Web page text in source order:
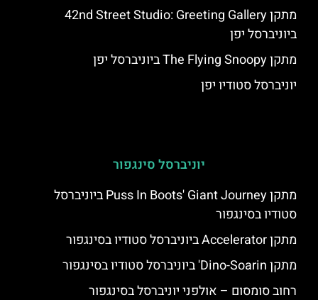
מתקן 42nd Street Studio: Greeting Gallery
ביוניברסל יפן
מתקן The Flying Snoopy ביוניברסל יפן
יוניברסל סטודיו יפן
יוניברסל סינגפור
מתקן Puss In Boots' Giant Journey ביוניברסל
סטודיו בסינגפור
מתקן Accelerator ביוניברסל סטודיו בסינגפור
מתקן Dino-Soarin' ביוניברסל סטודיו בסינגפור
רחוב סומסום – אולפני יוניברסל בסינגפור